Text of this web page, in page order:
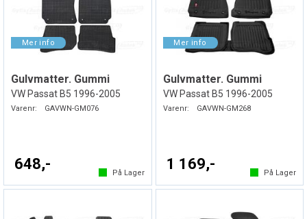
Gulvmatter. Gummi
VW Passat B5 1996-2005
Varenr: GAVWN-GM076
648,-
På Lager
Gulvmatter. Gummi
VW Passat B5 1996-2005
Varenr: GAVWN-GM268
1 169,-
På Lager